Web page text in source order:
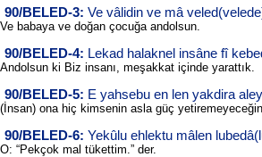
90/BELED-3: Ve vâlidin ve mâ
Ve babaya ve doğan çocuğa andolsun.
90/BELED-4: Lekad halaknel insâne fî
Andolsun ki Biz insanı, meşakkat içinde yarattık.
90/BELED-5: E yahsebu en len yakdira
(İnsan) ona hiç kimsenin asla güç
90/BELED-6: Yekûlu ehlektu mâlen
O: “Pekçok mal tükettim.” der.